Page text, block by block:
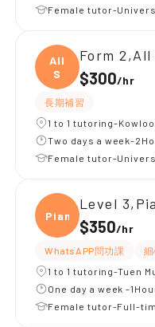
Female tutor-
All
S
Form
$300/hr
長期補習
1 to 1 tutoring-
Two days a week-
Female tutor-
Piano
Level
$350/hr
WhatsAPP問功課
1 to 1 tutoring-Tuen
One day a week -
Female tutor-Full-